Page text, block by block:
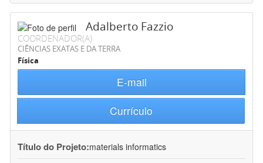
Adalberto Fazzio
COORDENADOR(A)
CIÊNCIAS EXATAS E DA TERRA
Física
E-mail
Currículo
Título do Projeto:materials informatics